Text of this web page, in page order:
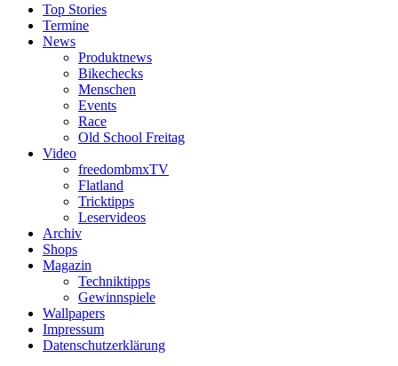
Top Stories
Termine
News
Produktnews
Bikechecks
Menschen
Events
Race
Old School Freitag
Video
freedombmxTV
Flatland
Tricktipps
Leservideos
Archiv
Shops
Magazin
Techniktipps
Gewinnspiele
Wallpapers
Impressum
Datenschutzerklärung